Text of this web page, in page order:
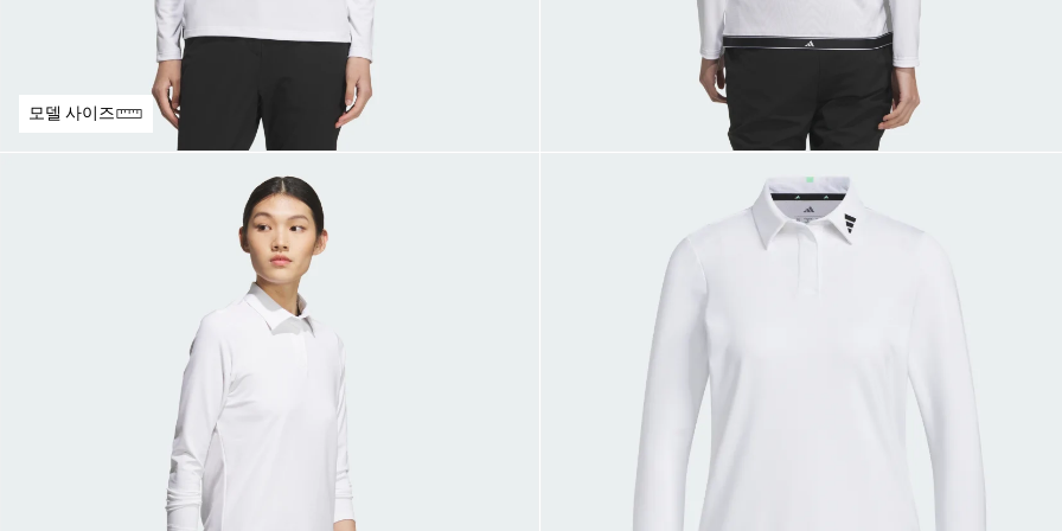
모델 사이즈